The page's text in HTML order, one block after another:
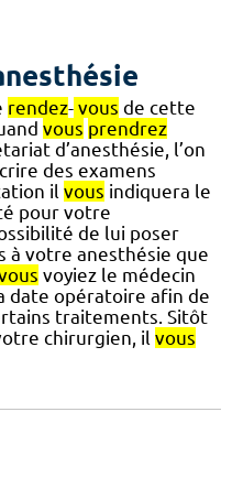
rendez- vous de cette
vous prendrez
d’anesthésie, l’on
des examens
il vous indiquera le
pour votre
de lui poser
à votre anesthésie que
voyiez le médecin
date opératoire afin de
traitements. Sitôt
chirurgien, il vous